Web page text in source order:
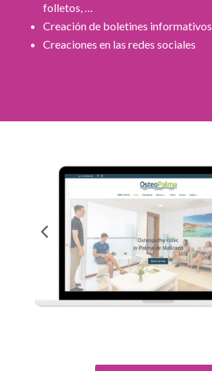
folletos, …
Creación de boletines informativos
Creaciones en las redes sociales